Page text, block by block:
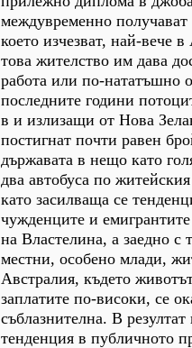
междувременно
което изчезват, най-вече
това жителство им дава
работа или по-нататъшно
последните години
в и излизащи от Нова
постигнат почти равен
държавата в нещо като
два автобуса по
като засилваща се
чужденците и
на Властелина, а заедно с
местни, особено млади,
Австралия, където
заплатите по-високи, се
съблазнителна. В резултат
тенденция в публичното